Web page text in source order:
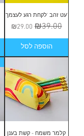
'עט זהב 'לקחת רגע לעצמך
מחיר רגיל
₪39.00 מחיר מבצע
₪29.00
הוספה לסל
קלמר משמח - קשת בענן